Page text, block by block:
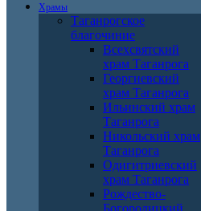
Храмы
Таганрогское
благочиние
Всехсвятский
храм Таганрога
Георгиевский
храм Таганрога
Ильинский храм
Таганрога
Никольский храм
Таганрога
Одигитриевский
храм Таганрога
Рождество-
Богородицкий